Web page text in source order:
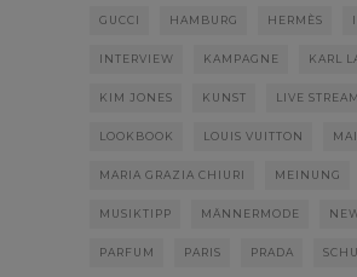
GUCCI HAMBURG HERMÈS
INTERVIEW KAMPAGNE KARL
KIM JONES KUNST LIVE STREAM
LOOKBOOK LOUIS VUITTON
MARIA GRAZIA CHIURI MEINUNG
MUSIKTIPP MÄNNERMODE
PARFUM PARIS PRADA